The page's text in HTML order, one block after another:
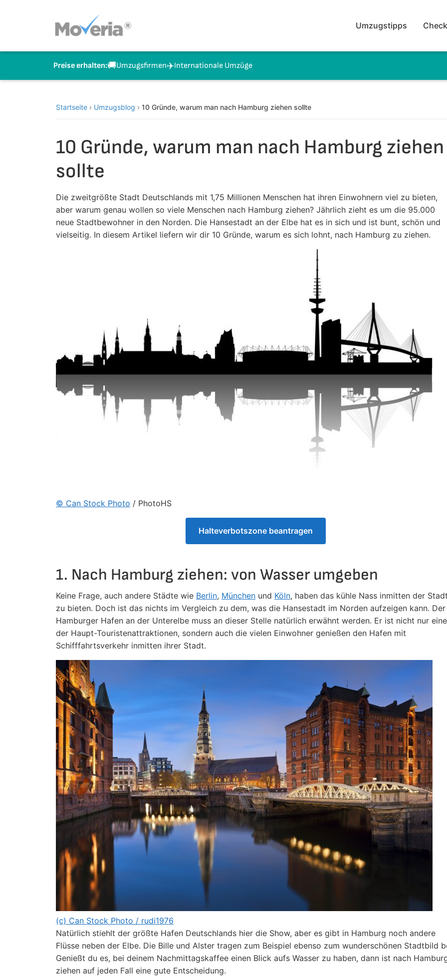
Umzugstipps
Preise erhalten:🚚Umzugsfirmen✈️Internationale Umzüge
Startseite › Umzugsblog › 10 Gründe, warum man nach Hamburg ziehen sollte
10 Gründe, warum man nach Hamburg ziehen
sollte
Die zweitgrößte Stadt Deutschlands mit 1,75 Millionen Menschen hat ihren Einwohnern viel zu bieten,
aber warum genau wollen so viele Menschen nach Hamburg ziehen? Jährlich zieht es um die 95.000
neue Stadtbewohner in den Norden. Die Hansestadt an der Elbe hat es in sich und ist bunt, schön und
vielseitig. In diesem Artikel liefern wir dir 10 Gründe, warum es sich lohnt, nach Hamburg zu ziehen.
© Can Stock Photo / PhotoHS
Halteverbotszone beantragen
1. Nach Hamburg ziehen: von Wasser umgeben
Keine Frage, auch andere Städte wie Berlin, München und Köln, haben das kühle Nass inmitten der
zu bieten. Doch ist das nichts im Vergleich zu dem, was die Hansestadt im Norden aufzeigen kann. Der
Hamburger Hafen an der Unterelbe muss an dieser Stelle natürlich erwähnt werden. Er ist nicht nur eine
der Haupt-Touristenattraktionen, sondern auch die vielen Einwohner genießen den Hafen mit
Schifffahrtsverkehr inmitten ihrer Stadt.
(c) Can Stock Photo / rudi1976
Natürlich stiehlt der größte Hafen Deutschlands hier die Show, aber es gibt in Hamburg noch andere
Flüsse neben der Elbe. Die Bille und Alster tragen zum Beispiel ebenso zum wunderschönen Stadtbild
Genießt du es, bei deinem Nachmittagskaffee einen Blick aufs Wasser zu haben, dann ist nach
ziehen auf jeden Fall eine gute Entscheidung.